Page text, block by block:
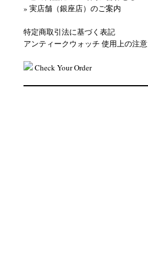
» 実店舗（銀座店）のご案内
特定商取引法に基づく表記
アンティークウォッチ 使用上の注意
Check Your Order